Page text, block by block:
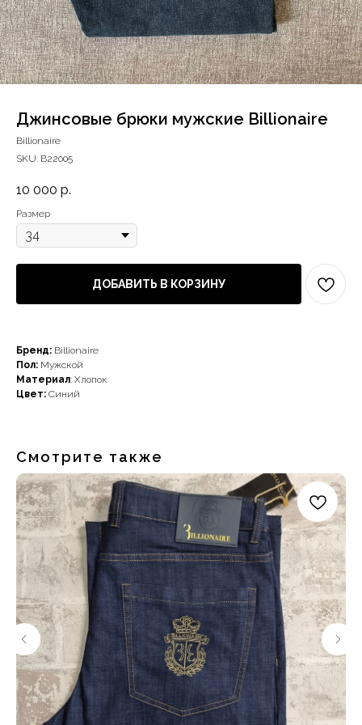
Джинсовые брюки мужские Billionaire
Billionaire
SKU: B22005
10 000 р.
Размер
ДОБАВИТЬ В КОРЗИНУ
Бренд: Billionaire
Пол: Мужской
Материал: Хлопок
Цвет: Синий
Смотрите также
Наши примущества